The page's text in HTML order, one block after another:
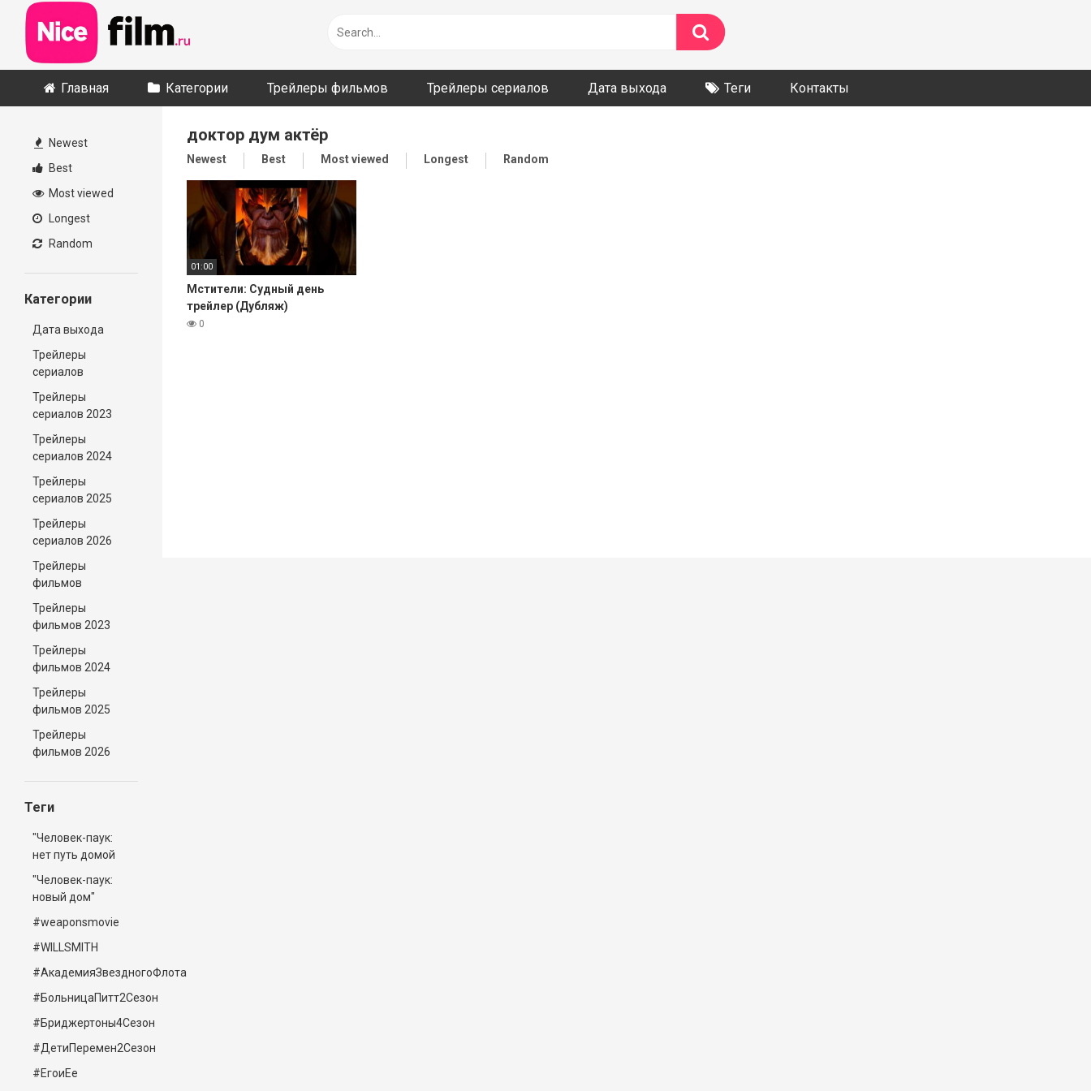
content
Главная Категории Трейлеры фильмов Трейлеры сериалов Дата выхода Теги Контакты
Newest
Best
Most viewed
Longest
Random
Категории
Дата выхода
Трейлеры
сериалов
Трейлеры
сериалов 2023
Трейлеры
сериалов 2024
Трейлеры
сериалов 2025
Трейлеры
сериалов 2026
Трейлеры
фильмов
Трейлеры
фильмов 2023
Трейлеры
фильмов 2024
Трейлеры
фильмов 2025
Трейлеры
фильмов 2026
Теги
"Человек-паук:
нет путь домой
"Человек-паук:
новый дом"
#weaponsmovie
#WILLSMITH
#АкадемияЗвездногоФлота
#БольницаПитт2Сезон
#Бриджертоны4Сезон
#ДетиПеремен2Сезон
#ЕгоиЕе
доктор дум актёр
Newest Best Most viewed Longest Random
01:00
Мстители: Судный день
трейлер (Дубляж)
0